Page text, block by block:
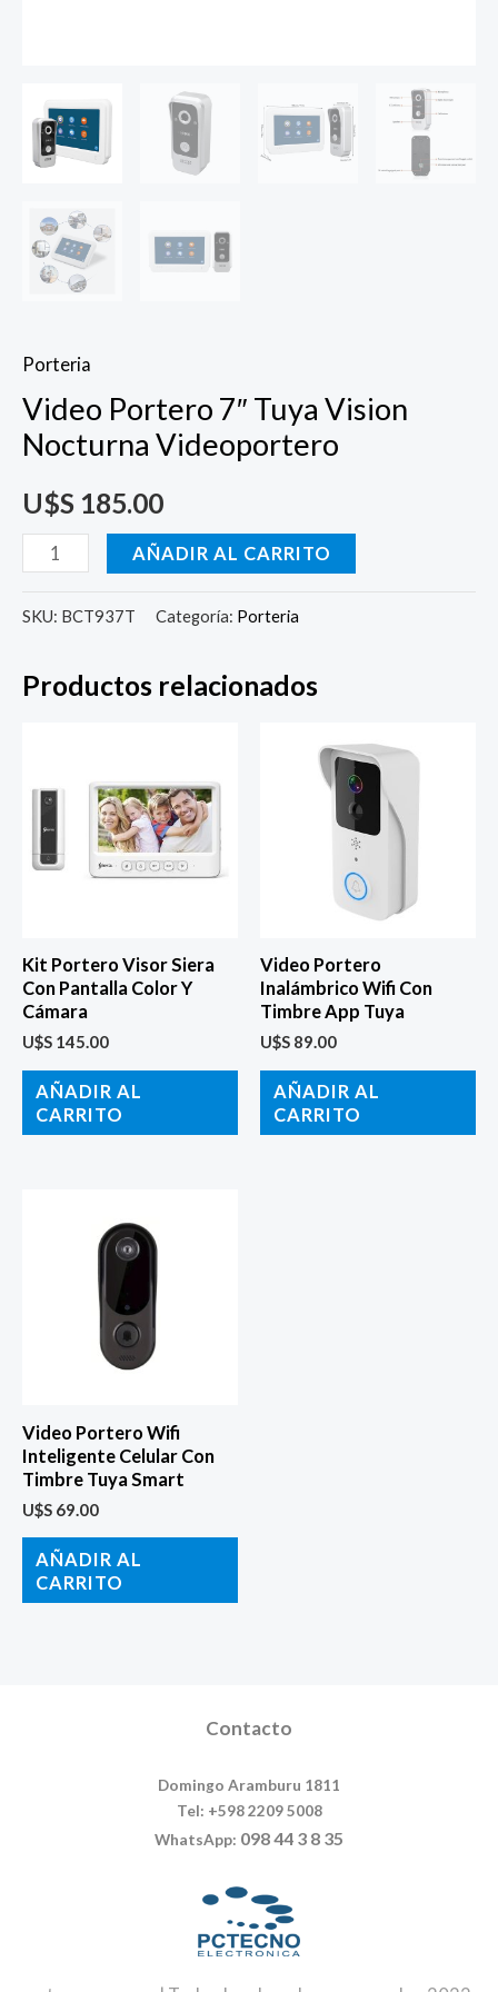
Porteria
Video Portero 7″ Tuya Vision
Nocturna Videoportero
U$S 185.00
AÑADIR AL CARRITO
SKU: BCT937T Categoría: Porteria
Productos relacionados
Kit Portero Visor Siera
Con Pantalla Color Y
Cámara
U$S 145.00
AÑADIR AL
CARRITO
Video Portero
Inalámbrico Wifi Con
Timbre App Tuya
U$S 89.00
AÑADIR AL
CARRITO
Video Portero Wifi
Inteligente Celular Con
Timbre Tuya Smart
U$S 69.00
AÑADIR AL
CARRITO
Contacto
Domingo Aramburu 1811
Tel: +598 2209 5008
WhatsApp: 098 44 3 8 35